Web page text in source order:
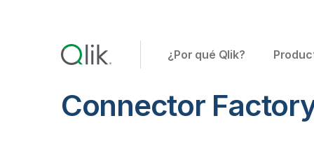
¿Por qué Qlik?
Connector